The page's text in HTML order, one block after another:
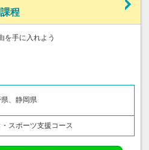
程
を手に入れよう
、静岡県
スポーツ支援コース